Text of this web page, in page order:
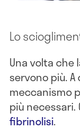
Lo
Una volta
servono più.
meccanismo
più necessari.
fibrinolisi.